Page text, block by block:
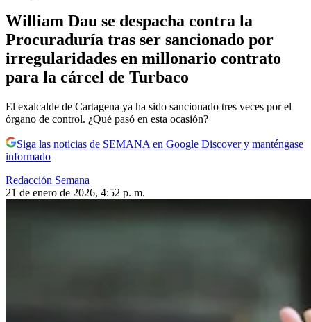
William Dau se despacha contra la
Procuraduría tras ser sancionado por
irregularidades en millonario contrato
para la cárcel de Turbaco
El exalcalde de Cartagena ya ha sido sancionado tres veces por el
órgano de control. ¿Qué pasó en esta ocasión?
Siga las noticias de SEMANA en Google Discover y manténgase
informado
Redacción Semana
21 de enero de 2026, 4:52 p. m.